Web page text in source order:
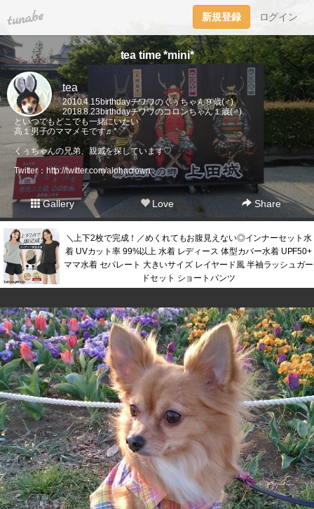
tuna.be 新規登録 ログイン
tea time *mini*
tea
2010.4.15birthdayチワワのくぅちゃん９歳(♂)
2018.8.23birthdayチワワのコロンちゃん１歳(♂)
といつでもどこでも一緒にいたい
高１男子のママメモです♬*゜
くぅちゃんの兄弟、親戚を探しています♡
Twitter： http://twitter.com/alohacrown
Gallery Love Share
＼上下2枚で完成！／めくれてもお腹見えない◎インナーセット水
着 UVカット率 99%以上 水着 レディース 体型カバー水着 UPF50+
ママ水着 セパレート 大きいサイズ レイヤード風 半袖ラッシュガー
ドセット ショートパンツ